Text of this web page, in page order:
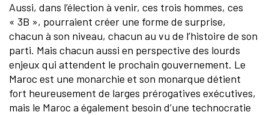
Aussi, dans l’élection à venir, ces trois hommes, ces
« 3B », pourraient créer une forme de surprise,
chacun à son niveau, chacun au vu de l’histoire de son
parti. Mais chacun aussi en perspective des lourds
enjeux qui attendent le prochain gouvernement. Le
Maroc est une monarchie et son monarque détient
fort heureusement de larges prérogatives exécutives,
mais le Maroc a également besoin d’une technocratie